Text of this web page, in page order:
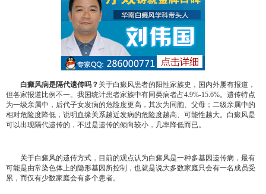
白癜风病是隔代遗传吗？ 关于白癜风患者的阳性家族史，国内外屡有报道，
但各家报道比例不一。我国统计患者家族中有同类病者占4.9%-15.6%。遗传特点
为一级亲属中，后代子女发病的危险度更高，其次为同胞、父母；二级亲属中的
相对危险度降低，说明血缘关系越近发病的危险度越高、可能性越大。白癜风是
可以出现隔代遗传的，不过是遗传的倾向较小，几率降低而已。
关于白癜风的遗传方式，目前的观点认为白癜风是一种多基因遗传病，最有
可能是由常染色体上的隐形基因所控制，也就是说大多数家庭只会有一名成员受
累，而仅有少数家庭会有多个患者。